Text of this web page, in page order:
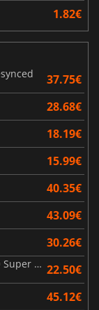
1.82€
37.75€
28.68€
18.19€
15.99€
40.35€
43.09€
30.26€
DRAGON BALL Sparking! ZERO Super Limit Breaking NEO 22.50€
45.12€